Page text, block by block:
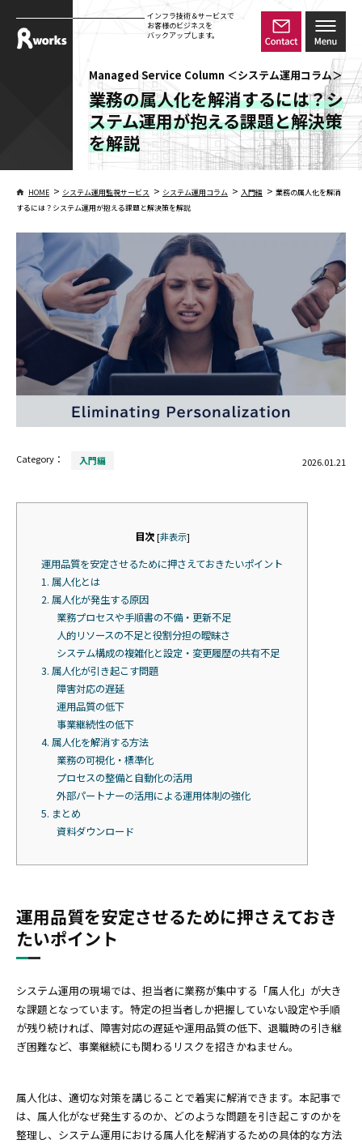
インフラ技術＆サービスで
お客様のビジネスを
バックアップします。
Managed Service Column ＜システム運用コラム＞
業務の属人化を解消するには？シ
ステム運用が抱える課題と解決策
を解説
HOME > システム運用監視サービス > システム運用コラム > 入門編 > 業務の属人化を解消
するには？システム運用が抱える課題と解決策を解説
Category： 入門編 2026.01.21
目次 [非表示]
運用品質を安定させるために押さえておきたいポイント
1. 属人化とは
2. 属人化が発生する原因
業務プロセスや手順書の不備・更新不足
人的リソースの不足と役割分担の曖昧さ
システム構成の複雑化と設定・変更履歴の共有不足
3. 属人化が引き起こす問題
障害対応の遅延
運用品質の低下
事業継続性の低下
4. 属人化を解消する方法
業務の可視化・標準化
プロセスの整備と自動化の活用
外部パートナーの活用による運用体制の強化
5. まとめ
資料ダウンロード
運用品質を安定させるために押さえておき
たいポイント
システム運用の現場では、担当者に業務が集中する「属人化」が大き
な課題となっています。特定の担当者しか把握していない設定や手順
が残り続ければ、障害対応の遅延や運用品質の低下、退職時の引き継
ぎ困難など、事業継続にも関わるリスクを招きかねません。
属人化は、適切な対策を講じることで着実に解消できます。本記事で
は、属人化がなぜ発生するのか、どのような問題を引き起こすのかを
整理し、システム運用における属人化を解消するための具体的な方法